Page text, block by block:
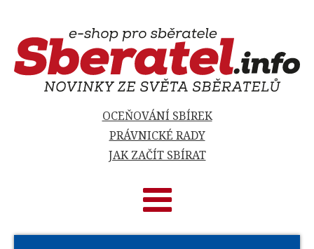
OCEŇOVÁNÍ SBÍREK
PRÁVNICKÉ RADY
JAK ZAČÍT SBÍRAT